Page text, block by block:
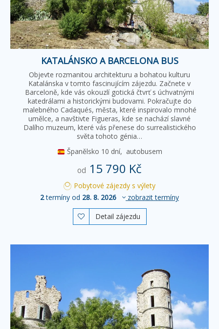
KATALÁNSKO A BARCELONA BUS
Objevte rozmanitou architekturu a bohatou kulturu
Katalánska v tomto fascinujícím zájezdu. Začnete v
Barceloně, kde vás okouzlí gotická čtvrť s úchvatnými
katedrálami a historickými budovami. Pokračujte do
malebného Cadaqués, města, které inspirovalo mnohé
umělce, a navštivte Figueras, kde se nachází slavné
Dalího muzeum, které vás přenese do surrealistického
světa tohoto génia…
Španělsko 10 dní, autobusem
od 15 790 Kč
Pobytové zájezdy s výlety
2termíny od 28. 8. 2026 zobrazit termíny
 Detail zájezdu